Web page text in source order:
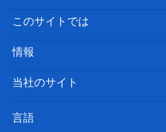
イ
ス
ブ
ッ
ク
ッ
タ
ー
チ
ー
お問い合わせ
免責事項
クッキーに関する通知
このサイトでは
目的地
やるべきこと
イベント
情報
旅行情報
アクセシブルシドニー
ビジネスを登録する
当社のサイト
言語